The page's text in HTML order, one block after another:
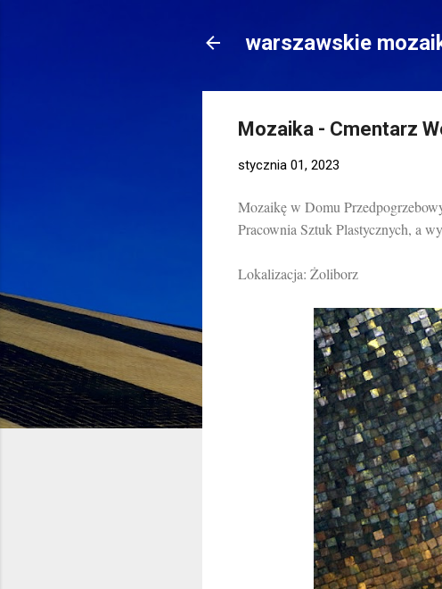
warszawskie
Mozaika - Cmentarz
stycznia 01, 2023
Mozaikę w Domu
Pracownia Sztuk Plastycznych, a
Lokalizacja: Żoliborz